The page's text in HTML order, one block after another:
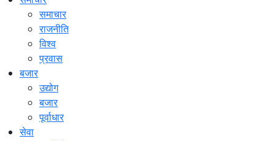
समाचार
राजनीति
विश्व
प्रवास
बजार
उद्योग
बजार
पूर्वाधार
सेवा